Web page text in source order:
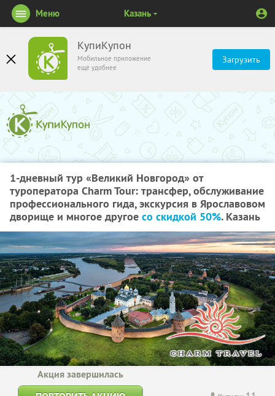
КупиКупон
Мобильное приложение
ещё удобнее
Загрузить
Меню Казань
1-дневный тур «Великий Новгород» от
туроператора Charm Tour: трансфер, обслуживание
профессионального гида, экскурсия в Ярославовом
дворище и многое другое со скидкой 50%. Казань
Акция завершилась